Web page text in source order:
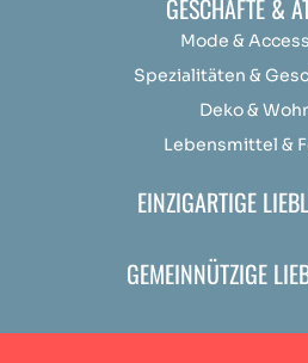
GESCHÄFTE &
Mode &
Spezialitäten &
Deko &
Lebensmittel &
EINZIGARTIGE
GEMEINNÜTZIGE